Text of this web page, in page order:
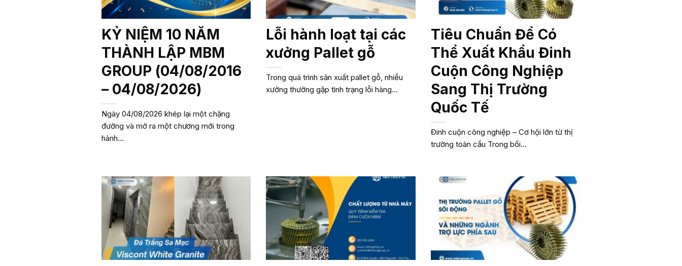
KỶ NIỆM 10 NĂM
THÀNH LẬP MBM
GROUP (04/08/2016
– 04/08/2026)
Ngày 04/08/2026 khép lại một chặng
đường và mở ra một chương mới trong
hành...
Lỗi hành loạt tại các
xưởng Pallet gỗ
Trong quá trình sản xuất pallet gỗ, nhiều
xưởng thường gặp tình trạng lỗi hàng...
Tiêu Chuẩn Để Có
Thể Xuất Khẩu Đinh
Cuộn Công Nghiệp
Sang Thị Trường
Quốc Tế
Đinh cuộn công nghiệp – Cơ hội lớn từ thị
trường toàn cầu Trong bối...